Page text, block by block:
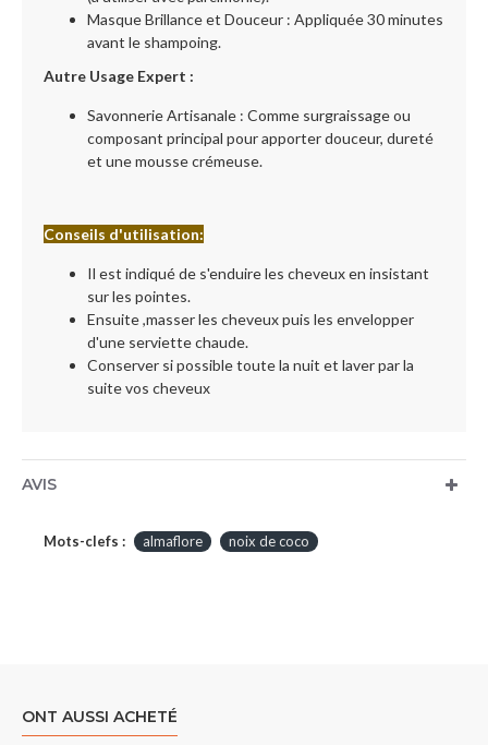
Masque Brillance et Douceur : Appliquée 30 minutes
avant le shampoing.
Autre Usage Expert :
Savonnerie Artisanale : Comme surgraissage ou
composant principal pour apporter douceur, dureté
et une mousse crémeuse.
Conseils d'utilisation:
Il est indiqué de s'enduire les cheveux en insistant
sur les pointes.
Ensuite ,masser les cheveux puis les envelopper
d'une serviette chaude.
Conserver si possible toute la nuit et laver par la
suite vos cheveux
AVIS
Mots-clefs : almaflore noix de coco
ONT AUSSI ACHETÉ